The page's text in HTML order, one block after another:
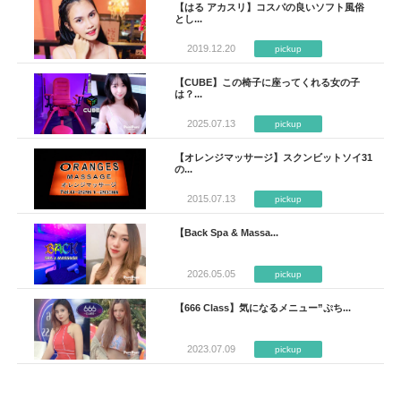
【はる アカスリ】コスパの良いソフト風俗
とし...
2019.12.20 pickup
【CUBE】この椅子に座ってくれる女の子
は？...
2025.07.13 pickup
【オレンジマッサージ】スクンビットソイ31
の...
2015.07.13 pickup
【Back Spa & Massa...
2026.05.05 pickup
【666 Class】気になるメニュー”ぷち...
2023.07.09 pickup